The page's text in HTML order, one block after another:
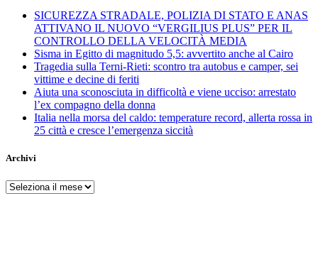
SICUREZZA STRADALE, POLIZIA DI STATO E ANAS
ATTIVANO IL NUOVO “VERGILIUS PLUS” PER IL
CONTROLLO DELLA VELOCITÀ MEDIA
Sisma in Egitto di magnitudo 5,5: avvertito anche al Cairo
Tragedia sulla Terni-Rieti: scontro tra autobus e camper, sei
vittime e decine di feriti
Aiuta una sconosciuta in difficoltà e viene ucciso: arrestato
l’ex compagno della donna
Italia nella morsa del caldo: temperature record, allerta rossa in
25 città e cresce l’emergenza siccità
Archivi
Archivi